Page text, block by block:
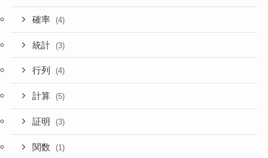
確率 (4)
統計 (3)
行列 (4)
計算 (5)
証明 (3)
関数 (1)